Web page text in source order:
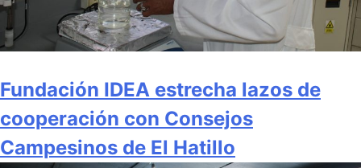
Fundación IDEA estrecha lazos de
cooperación con Consejos
Campesinos de El Hatillo